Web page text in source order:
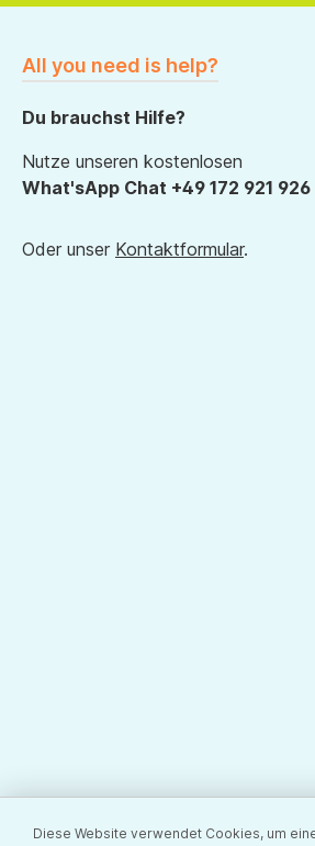
All you need is help?
Du brauchst Hilfe?
Nutze unseren kostenlosen
What'sApp Chat +49 172 921 926
Oder unser Kontaktformular.
Diese Website verwendet Cookies, um